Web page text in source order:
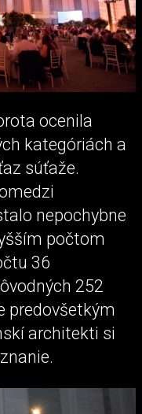
ocenila
kategóriách a
súťaže.
nepochybne
počtom
36
252
predovšetkým
architekti si